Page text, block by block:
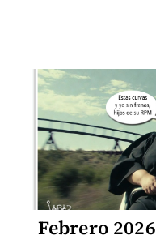
Febrero 2026